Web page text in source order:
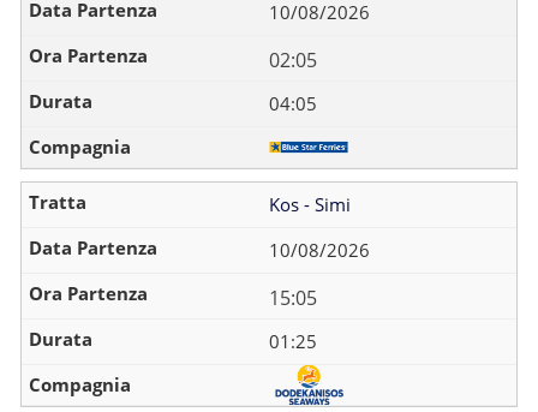
10/08/2026
02:05
04:05
Kos - Simi
10/08/2026
15:05
01:25